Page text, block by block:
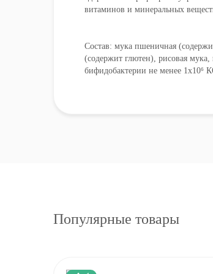
витаминов и минеральных
Состав: мука пшеничная
(содержит глютен), рисовая
бифидобактерии не менее 1х10⁶
Популярные товары